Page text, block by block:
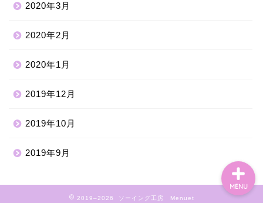
2020年3月
2020年2月
2020年1月
2019年12月
2019年10月
2019年9月
2019–2026 ソーイング工房 Menuet
MENU